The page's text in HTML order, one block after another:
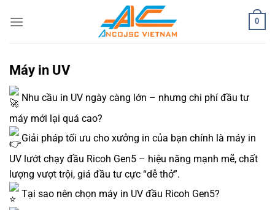
qua
0
Máy in UV
Nhu cầu in UV ngày càng lớn – nhưng chi phí đầu tư
máy mới lại quá cao?
Giải pháp tối ưu cho xưởng in của bạn chính là máy in
UV lướt chạy đầu Ricoh Gen5 – hiệu năng mạnh mẽ, chất
lượng vượt trội, giá đầu tư cực “dễ thở”.
Tại sao nên chọn máy in UV đầu Ricoh Gen5?